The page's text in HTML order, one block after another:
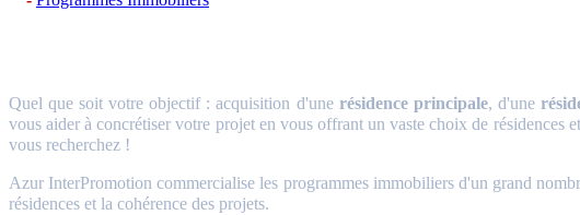
Quel que soit votre objectif : acquisition d'une résidence principale, d'une
vous aider à concrétiser votre projet en vous offrant un vaste choix de
vous recherchez !
Azur InterPromotion commercialise les programmes immobiliers d'un grand
résidences et la cohérence des projets.